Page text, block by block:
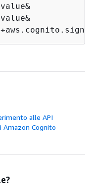
alle API
Amazon Cognito